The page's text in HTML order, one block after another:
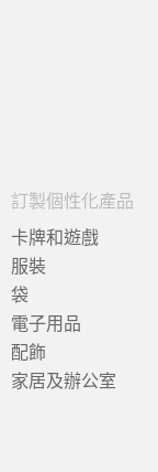
訂製個性化產品
卡牌和遊戲
服裝
袋
電子用品
配飾
家居及辦公室